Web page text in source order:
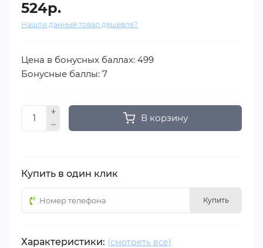
524р.
Нашли данный товар дешевле?
Цена в бонусных баллах: 499
Бонусные баллы: 7
В корзину
Купить в один клик
Купить
Характеристики: (смотреть все)